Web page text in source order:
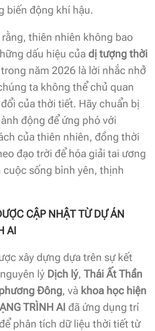
biến động khí hậu.
thiên nhiên không bao
dấu hiệu của dị tượng thời
trong năm 2026 là lời nhắc nhở
ta không thể chủ quan
của thời tiết. Hãy chuẩn bị
động để ứng phó với
của thiên nhiên, đồng thời
đạo trời để hóa giải tai ương
cuộc sống bình yên, thịnh
CẬP NHẬT TỪ DỰ ÁN
AI
xây dựng dựa trên sự kết
lý Dịch lý, Thái Ất Thần
Đông, và khoa học hiện
TRÌNH AI đã ứng dụng trí
phân tích dữ liệu thời tiết từ